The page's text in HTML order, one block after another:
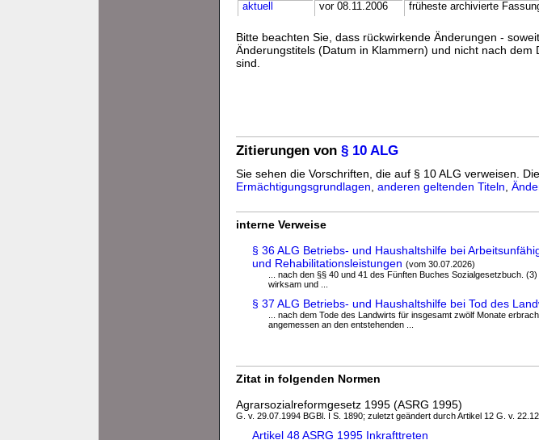
aktuell
vor 08.11.2006 früheste archivierte
Bitte beachten Sie, dass rückwirkende Änderungen -
Änderungstitels (Datum in Klammern) und nicht nach
sind.
Zitierungen von § 10 ALG
Sie sehen die Vorschriften, die auf § 10 ALG verweisen.
Ermächtigungsgrundlagen anderen geltenden Titeln
interne Verweise
§ 36 ALG Betriebs- und Haushaltshilfe bei
und Rehabilitationsleistungen (vom 30.07.2026)
... nach den §§ 40 und 41 des Fünften Buches Sozialgesetzbuch. (3)
wirksam und ...
§ 37 ALG Betriebs- und Haushaltshilfe bei Tod des
... nach dem Tode des Landwirts für insgesamt zwölf Monate
angemessen an den entstehenden ...
Zitat in folgenden Normen
Agrarsozialreformgesetz 1995 (ASRG 1995)
G. v. 29.07.1994 BGBl. I S. 1890; zuletzt geändert durch Artikel 12 G. v.
Artikel 48 ASRG 1995 Inkrafttreten